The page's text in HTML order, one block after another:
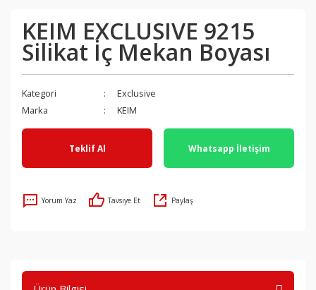
KEIM EXCLUSIVE 9215
Silikat İç Mekan Boyası
Kategori
Exclusive
Marka
KEIM
Teklif Al Whatsapp İletişim
Yorum Yaz Tavsiye Et Paylaş